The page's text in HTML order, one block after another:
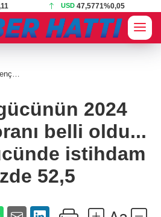
USD 47,5771%0,05
belli
2024
belli oldu...
istihdam
52,5